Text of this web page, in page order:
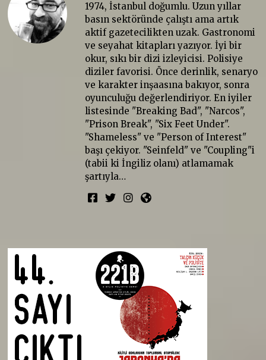
1974, İstanbul doğumlu. Uzun yıllar
basın sektöründe çalıştı ama artık
aktif gazetecilikten uzak. Gastronomi
ve seyahat kitapları yazıyor. İyi bir
okur, sıkı bir dizi izleyicisi. Polisiye
diziler favorisi. Önce derinlik, senaryo
ve karakter inşaasına bakıyor, sonra
oyunculuğu değerlendiriyor. En iyiler
listesinde "Breaking Bad", "Narcos",
"Prison Break", "Six Feet Under".
"Shameless" ve "Person of Interest"
başı çekiyor. "Seinfeld" ve "Coupling"i
(tabii ki İngiliz olanı) atlamamak
şartıyla…